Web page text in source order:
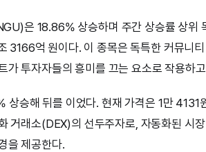
은 18.86% 상승하며 주간 상승률 상위
3166억 원이다. 이 종목은 독특한 커뮤니
가 투자자들의 흥미를 끄는 요소로 작용하
상승해 뒤를 이었다. 현재 가격은 1만
거래소(DEX)의 선두주자로, 자동화된 시
을 제공한다.